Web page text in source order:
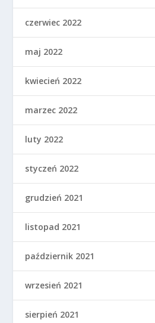
czerwiec 2022
maj 2022
kwiecień 2022
marzec 2022
luty 2022
styczeń 2022
grudzień 2021
listopad 2021
październik 2021
wrzesień 2021
sierpień 2021